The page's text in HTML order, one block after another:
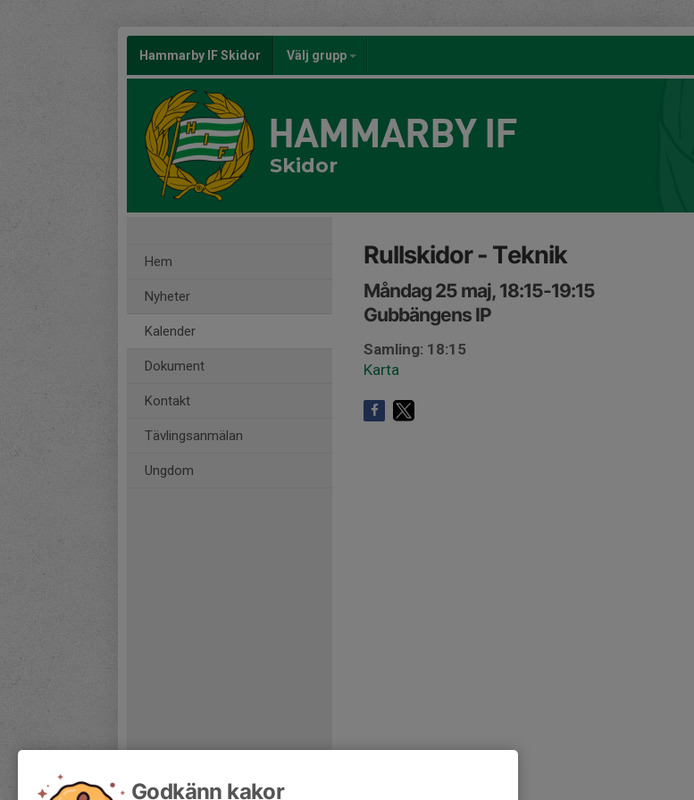
Hammarby IF Skidor Välj grupp
HAMMARBY IF
Skidor
Hem
Nyheter
Kalender
Dokument
Kontakt
Tävlingsanmälan
Ungdom
Rullskidor - Teknik
Måndag 25 maj, 18:15-19:15
Gubbängens IP
Samling: 18:15
Karta
Godkänn kakor